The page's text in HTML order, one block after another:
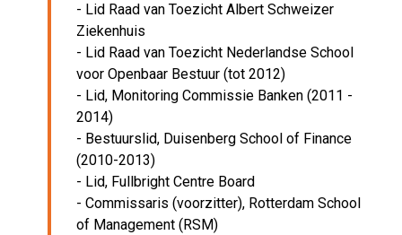
- Lid Raad van Toezicht Albert Schweizer
Ziekenhuis
- Lid Raad van Toezicht Nederlandse School
voor Openbaar Bestuur (tot 2012)
- Lid, Monitoring Commissie Banken (2011 -
2014)
- Bestuurslid, Duisenberg School of Finance
(2010-2013)
- Lid, Fullbright Centre Board
- Commissaris (voorzitter), Rotterdam School
of Management (RSM)